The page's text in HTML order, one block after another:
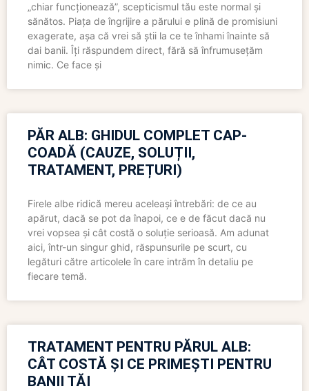
„chiar funcționează”, scepticismul tău este normal și
sănătos. Piața de îngrijire a părului e plină de promisiuni
exagerate, așa că vrei să știi la ce te înhami înainte să
dai banii. Îți răspundem direct, fără să înfrumusețăm
nimic. Ce face și
PĂR ALB: GHIDUL COMPLET CAP-
COADĂ (CAUZE, SOLUȚII,
TRATAMENT, PREȚURI)
Firele albe ridică mereu aceleași întrebări: de ce au
apărut, dacă se pot da înapoi, ce e de făcut dacă nu
vrei vopsea și cât costă o soluție serioasă. Am adunat
aici, într-un singur ghid, răspunsurile pe scurt, cu
legături către articolele în care intrăm în detaliu pe
fiecare temă.
TRATAMENT PENTRU PĂRUL ALB:
CÂT COSTĂ ȘI CE PRIMEȘTI PENTRU
BANII TĂI